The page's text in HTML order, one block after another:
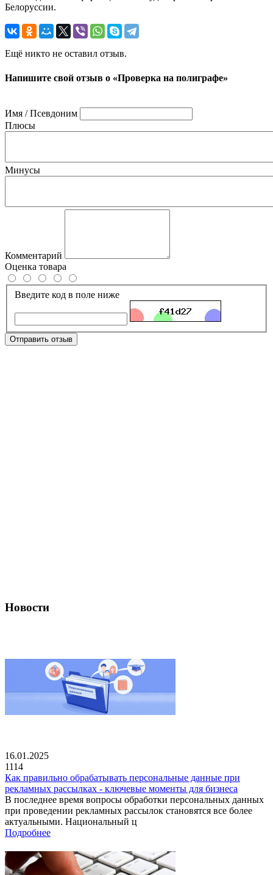
Белоруссии.
Ещё никто не оставил отзыв.
Напишите свой отзыв о «Проверка на полиграфе»
Имя / Псевдоним
Плюсы
Минусы
Комментарий
Оценка товара
Введите код в поле ниже
Отправить отзыв
Новости
16.01.2025
1114
Как правильно обрабатывать персональные данные при
рекламных рассылках - ключевые моменты для бизнеса
В последнее время вопросы обработки персональных данных
при проведении рекламных рассылок становятся все более
актуальными. Национальный ц
Подробнее